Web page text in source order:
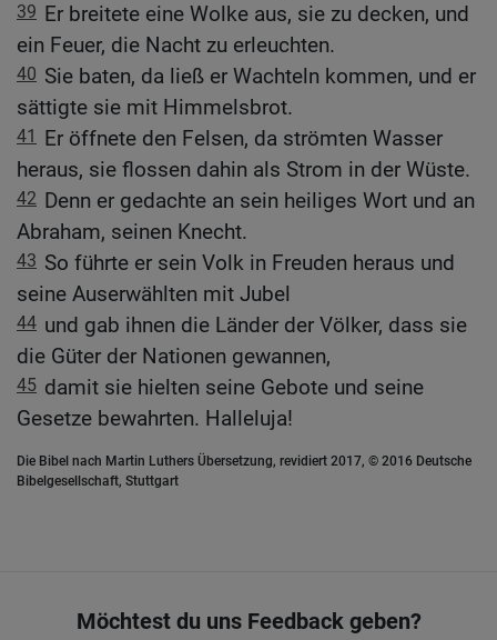
39 Er breitete eine Wolke aus, sie zu decken, und
ein Feuer, die Nacht zu erleuchten.
40 Sie baten, da ließ er Wachteln kommen, und er
sättigte sie mit Himmelsbrot.
41
Er öffnete den Felsen, da strömten Wasser
heraus, sie flossen dahin als Strom in der Wüste.
42 Denn er gedachte an sein heiliges Wort und an
Abraham, seinen Knecht.
43 So führte er sein Volk in Freuden heraus und
seine Auserwählten mit Jubel
44 und gab ihnen die Länder der Völker, dass sie
die Güter der Nationen gewannen,
45 damit sie hielten seine Gebote und seine
Gesetze bewahrten. Halleluja!
Die Bibel nach Martin Luthers Übersetzung, revidiert 2017, © 2016 Deutsche
Bibelgesellschaft, Stuttgart
Möchtest du uns Feedback geben?